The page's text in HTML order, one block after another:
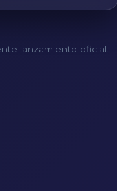
lanzamiento oficial.